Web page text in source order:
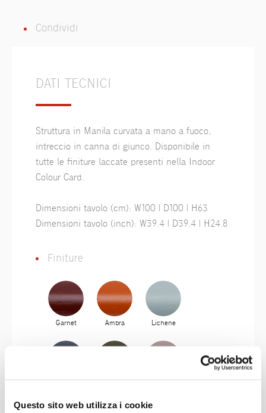
Questo sito web utilizza i cookie
Condividi
DATI TECNICI
Struttura in Manila curvata a mano a fuoco,
intreccio in canna di giunco. Disponibile in
tutte le finiture laccate presenti nella Indoor
Colour Card.
Dimensioni tavolo (cm): W100 | D100 | H63
Dimensioni tavolo (inch): W39.4 | D39.4 | H24.8
Finiture
Garnet Ambra Lichene